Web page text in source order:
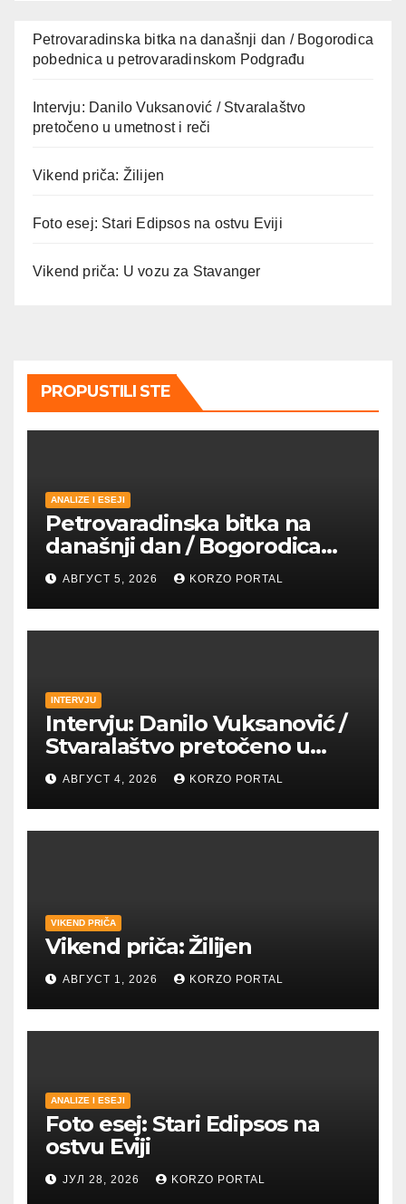
Petrovaradinska bitka na današnji dan / Bogorodica
pobednica u petrovaradinskom Podgrađu
Intervju: Danilo Vuksanović / Stvaralaštvo
pretočeno u umetnost i reči
Vikend priča: Žilijen
Foto esej: Stari Edipsos na ostvu Eviji
Vikend priča: U vozu za Stavanger
PROPUSTILI STE
ANALIZE I ESEJI
Petrovaradinska bitka na
današnji dan / Bogorodica
pobednica u
petrovaradinskom Podgrađu
АВГУСТ 5, 2026 KORZO PORTAL
INTERVJU
Intervju: Danilo Vuksanović /
Stvaralaštvo pretočeno u
umetnost i reči
АВГУСТ 4, 2026 KORZO PORTAL
VIKEND PRIČA
Vikend priča: Žilijen
АВГУСТ 1, 2026 KORZO PORTAL
ANALIZE I ESEJI
Foto esej: Stari Edipsos na
ostvu Eviji
ЈУЛ 28, 2026 KORZO PORTAL